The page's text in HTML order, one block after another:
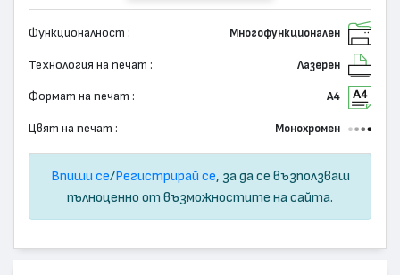
Функционалност : Многофункционален
Технология на печат : Лазерен
Формат на печат : А4
Цвят на печат : Монохромен
Впиши се/Регистрирай се, за да се възползваш
пълноценно от възможностите на сайта.